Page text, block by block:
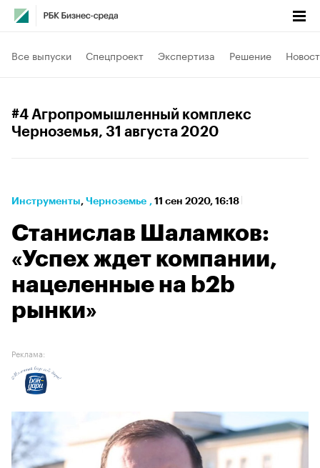
Все выпуски Спецпроект Экспертиза Решение
#4 Агропромышленный комплекс
Черноземья, 31 августа 2020
Инструменты⁠, Черноземье , 11 сен 2020, 16:18
Станислав Шаламков:
«Успех ждет компании,
нацеленные на b2b
рынки»
Реклама: